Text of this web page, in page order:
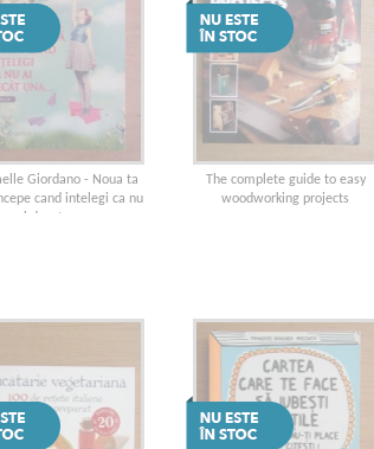
Giordano - Noua ta
cand intelegi ca nu
ai decat una
The complete guide to easy
woodworking projects